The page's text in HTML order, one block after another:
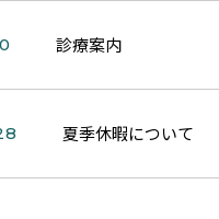
診療案内
夏季休暇について